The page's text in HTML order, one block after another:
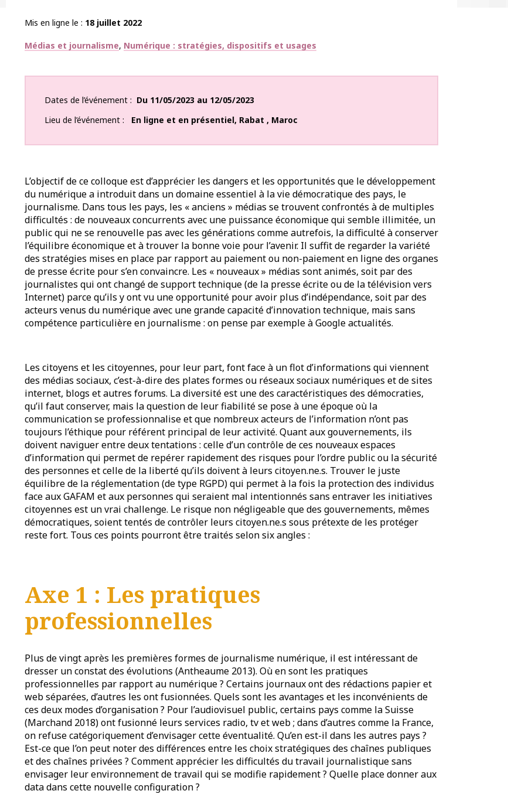
Mis en ligne le
18 juillet 2022
Thématiques
Médias et journalisme Numérique : stratégies, dispositifs et usages
Dates de l’événement Du 11/05/2023 au 12/05/2023
Lieu de l’événement
En ligne et en présentiel, Rabat , Maroc
L’objectif de ce colloque est d’apprécier les dangers et les opportunités que le développement
du numérique a introduit dans un domaine essentiel à la vie démocratique des pays, le
journalisme. Dans tous les pays, les « anciens » médias se trouvent confrontés à de multiples
difficultés : de nouveaux concurrents avec une puissance économique qui semble illimitée, un
public qui ne se renouvelle pas avec les générations comme autrefois, la difficulté à conserver
l’équilibre économique et à trouver la bonne voie pour l’avenir. Il suffit de regarder la variété
des stratégies mises en place par rapport au paiement ou non-paiement en ligne des organes
de presse écrite pour s’en convaincre. Les « nouveaux » médias sont animés, soit par des
journalistes qui ont changé de support technique (de la presse écrite ou de la télévision vers
Internet) parce qu’ils y ont vu une opportunité pour avoir plus d’indépendance, soit par des
acteurs venus du numérique avec une grande capacité d’innovation technique, mais sans
compétence particulière en journalisme : on pense par exemple à Google actualités.
Les citoyens et les citoyennes, pour leur part, font face à un flot d’informations qui viennent
des médias sociaux, c’est-à-dire des plates formes ou réseaux sociaux numériques et de sites
internet, blogs et autres forums. La diversité est une des caractéristiques des démocraties,
qu’il faut conserver, mais la question de leur fiabilité se pose à une époque où la
communication se professionnalise et que nombreux acteurs de l’information n’ont pas
toujours l’éthique pour référent principal de leur activité. Quant aux gouvernements, ils
doivent naviguer entre deux tentations : celle d’un contrôle de ces nouveaux espaces
d’information qui permet de repérer rapidement des risques pour l’ordre public ou la sécurité
des personnes et celle de la liberté qu’ils doivent à leurs citoyen.ne.s. Trouver le juste
équilibre de la réglementation (de type RGPD) qui permet à la fois la protection des individus
face aux GAFAM et aux personnes qui seraient mal intentionnés sans entraver les initiatives
citoyennes est un vrai challenge. Le risque non négligeable que des gouvernements, mêmes
démocratiques, soient tentés de contrôler leurs citoyen.ne.s sous prétexte de les protéger
reste fort. Tous ces points pourront être traités selon six angles :
Axe 1 : Les pratiques
professionnelles
Plus de vingt après les premières formes de journalisme numérique, il est intéressant de
dresser un constat des évolutions (Antheaume 2013). Où en sont les pratiques
professionnelles par rapport au numérique ? Certains journaux ont des rédactions papier et
web séparées, d’autres les ont fusionnées. Quels sont les avantages et les inconvénients de
ces deux modes d’organisation ? Pour l’audiovisuel public, certains pays comme la Suisse
(Marchand 2018) ont fusionné leurs services radio, tv et web ; dans d’autres comme la France,
on refuse catégoriquement d’envisager cette éventualité. Qu’en est-il dans les autres pays ?
Est-ce que l’on peut noter des différences entre les choix stratégiques des chaînes publiques
et des chaînes privées ? Comment apprécier les difficultés du travail journalistique sans
envisager leur environnement de travail qui se modifie rapidement ? Quelle place donner aux
data dans cette nouvelle configuration ?